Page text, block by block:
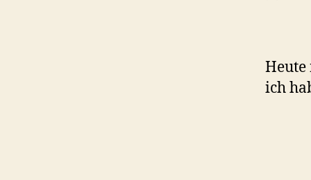
Heute
ich